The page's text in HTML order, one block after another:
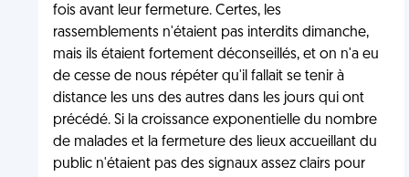
fois avant leur fermeture. Certes, les
rassemblements n'étaient pas interdits dimanche,
mais ils étaient fortement déconseillés, et on n'a eu
de cesse de nous répéter qu'il fallait se tenir à
distance les uns des autres dans les jours qui ont
précédé. Si la croissance exponentielle du nombre
de malades et la fermeture des lieux accueillant du
public n'étaient pas des signaux assez clairs pour